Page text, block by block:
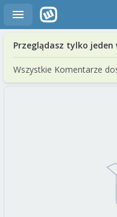
Przeglądasz tylko jeden
Wszystkie Komentarze